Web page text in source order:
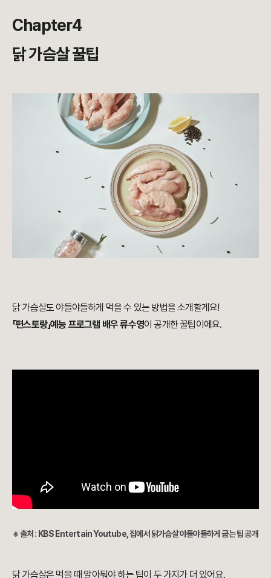
Chapter4
닭 가슴살 꿀팁
닭 가슴살도 야들야들하게 먹을 수 있는 방법을 소개할게요!
「편스토랑」예능 프로그램 배우 류수영이 공개한 꿀팁이에요.
※ 출처 : KBS Entertain Youtube, 집에서 닭가슴살 야들야들하게 굽는 팁 공개
닭 가슴살은 먹을 때 알아둬야 하는 팁이 두 가지가 더 있어요.